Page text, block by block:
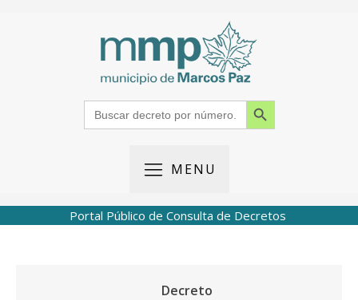
Search
for:
Search Button
MENU
Portal Público de Consulta de Decretos
Decreto